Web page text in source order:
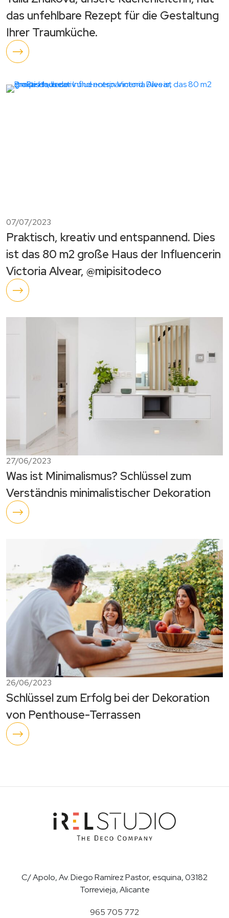
das unfehlbare Rezept für die Gestaltung
Ihrer Traumküche.
07/07/2023
Praktisch, kreativ und entspannend. Dies
ist das 80 m2 große Haus der Influencerin
Victoria Alvear, @mipisitodeco
27/06/2023
Was ist Minimalismus? Schlüssel zum
Verständnis minimalistischer Dekoration
26/06/2023
Schlüssel zum Erfolg bei der Dekoration
von Penthouse-Terrassen
C/ Apolo, Av. Diego Ramírez Pastor, esquina, 03182
Torrevieja, Alicante
965 705 772